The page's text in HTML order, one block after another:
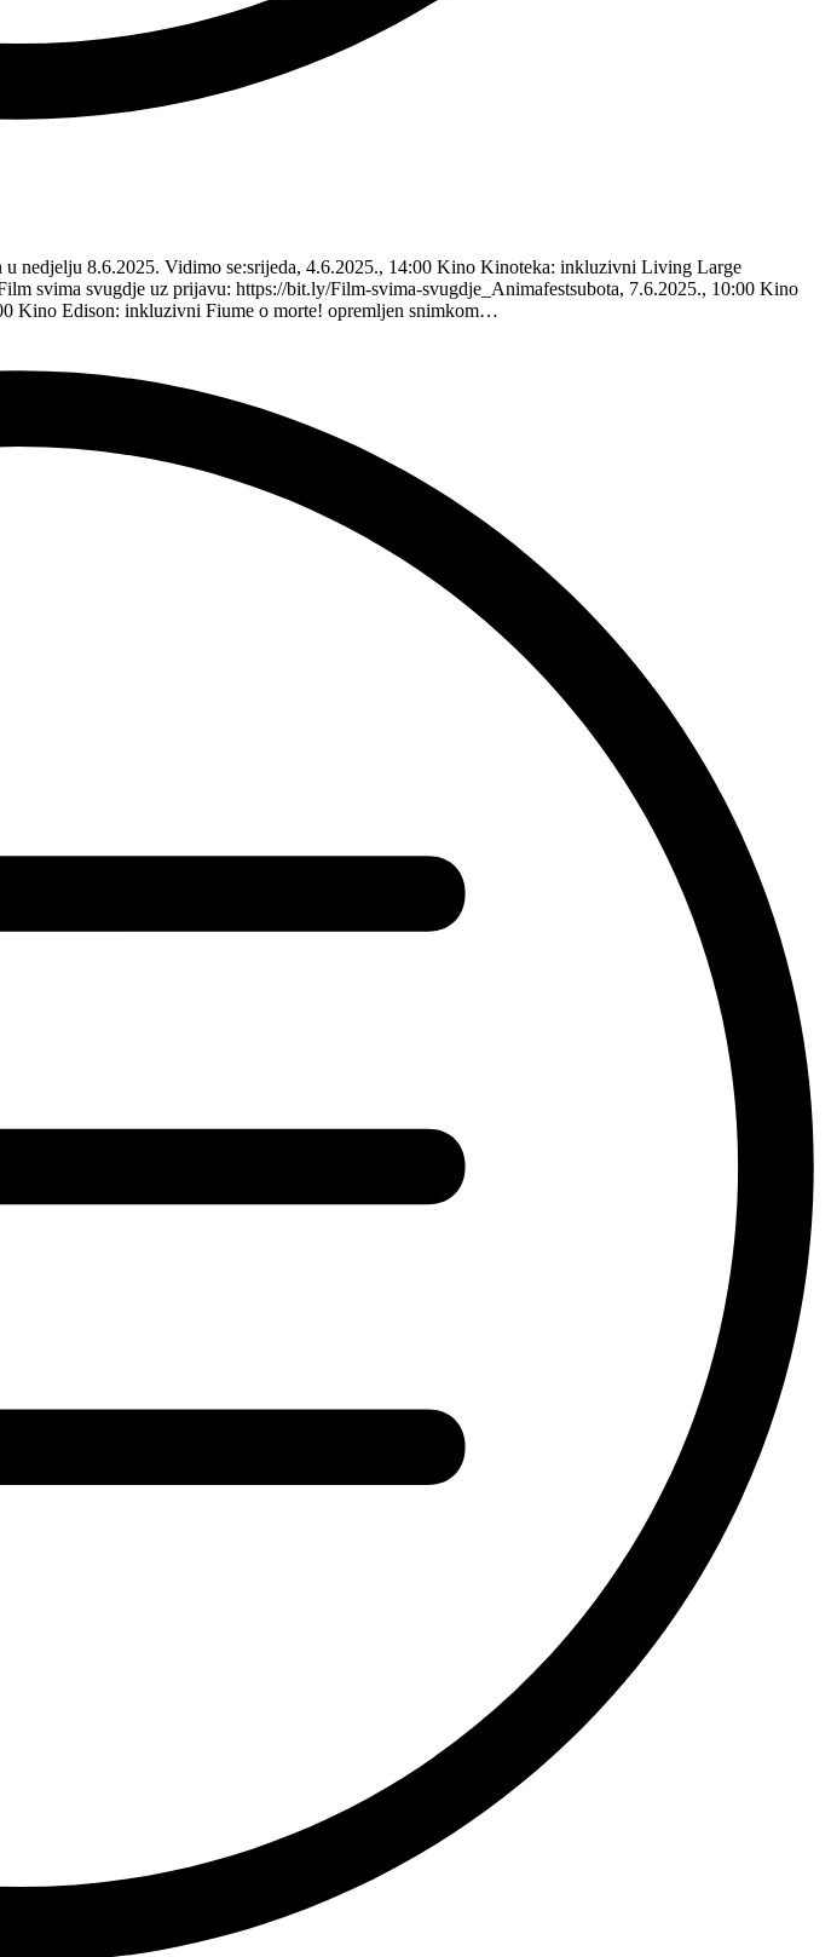
nedjelju 8.6.2025. Vidimo se:srijeda, 4.6.2025., 14:00 Kino Kinoteka: inkluzivni Living Large
svima svugdje uz prijavu: https://bit.ly/Film-svima-svugdje_Animafestsubota, 7.6.2025., 10:00 Kino
Kino Edison: inkluzivni Fiume o morte! opremljen snimkom…